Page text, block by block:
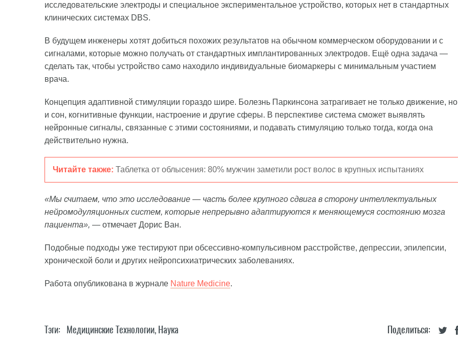
исследовательские электроды и специальное экспериментальное устройство, которых нет в стандартных
клинических системах DBS.
В будущем инженеры хотят добиться похожих результатов на обычном коммерческом оборудовании и с
сигналами, которые можно получать от стандартных имплантированных электродов. Ещё одна задача —
сделать так, чтобы устройство само находило индивидуальные биомаркеры с минимальным участием
врача.
Концепция адаптивной стимуляции гораздо шире. Болезнь Паркинсона затрагивает не только движение, но
и сон, когнитивные функции, настроение и другие сферы. В перспективе система сможет выявлять
нейронные сигналы, связанные с этими состояниями, и подавать стимуляцию только тогда, когда она
действительно нужна.
Читайте также: Таблетка от облысения: 80% мужчин заметили рост волос в крупных испытаниях
«Мы считаем, что это исследование — часть более крупного сдвига в сторону интеллектуальных
нейромодуляционных систем, которые непрерывно адаптируются к меняющемуся состоянию мозга
пациента», — отмечает Дорис Ван.
Подобные подходы уже тестируют при обсессивно-компульсивном расстройстве, депрессии, эпилепсии,
хронической боли и других нейропсихиатрических заболеваниях.
Работа опубликована в журнале Nature Medicine.
Поделиться:
Тэги: Медицинские Технологии, Наука